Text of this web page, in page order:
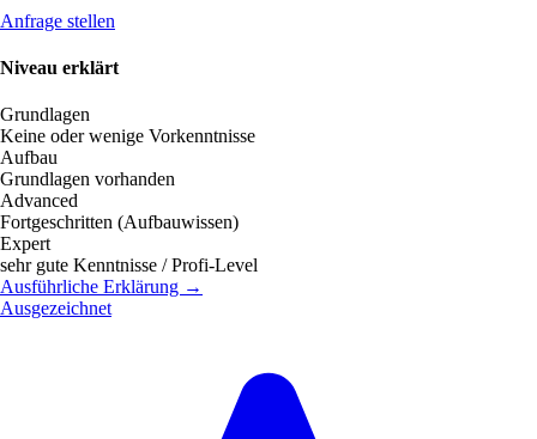
Anfrage stellen
Niveau erklärt
Grundlagen
Keine oder wenige Vorkenntnisse
Aufbau
Grundlagen vorhanden
Advanced
Fortgeschritten (Aufbauwissen)
Expert
sehr gute Kenntnisse / Profi-Level
Ausführliche Erklärung →
Ausgezeichnet